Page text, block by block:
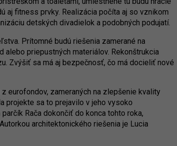
aj fitness prvky. Realizácia počíta aj so vznikom
detských divadielok a podobných podujatí.
Prítomné budú riešenia zamerané na
priepustných materiálov. Rekonštrukcia
Zvýšiť sa má aj bezpečnosť, čo má docieliť nové
eurofondov, zameraných na zlepšenie kvality
projekte sa to prejavilo v jeho vysoko
Rača dokončiť do konca tohto roka,
architektonického riešenia je Lucia